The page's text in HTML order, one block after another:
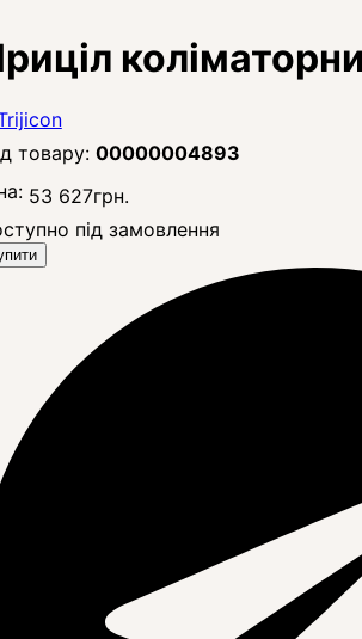
00000004893
53 627грн.
під замовлення